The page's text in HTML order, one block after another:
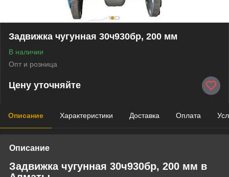
Задвижка чугунная 30ч930бр, 200 мм
В наличии
Опт и розница
Цену уточняйте
Описание Характеристики Доставка Оплата
Описание
Задвижка чугунная 30ч930бр, 200 мм в